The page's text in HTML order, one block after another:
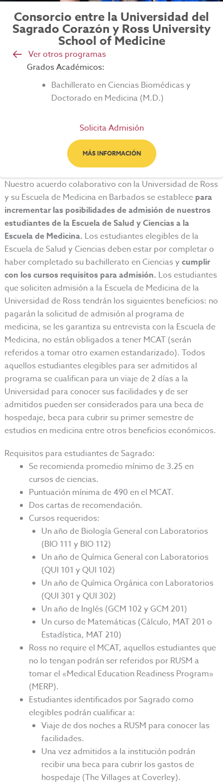
Consorcio entre la Universidad del
Sagrado Corazón y Ross University
School of Medicine
Ver otros programas
Grados Académicos:
Bachillerato en Ciencias Biomédicas y
Doctorado en Medicina (M.D.)
Solicita Admisión
MÁS INFORMACIÓN
Nuestro acuerdo colaborativo con la Universidad de Ross
y su Escuela de Medicina en Barbados se establece para
incrementar las posibilidades de admisión de nuestros
estudiantes de la Escuela de Salud y Ciencias a la
Escuela de Medicina. Los estudiantes elegibles de la
Escuela de Salud y Ciencias deben estar por completar o
haber completado su bachillerato en Ciencias y cumplir
con los cursos requisitos para admisión. Los estudiantes
que soliciten admisión a la Escuela de Medicina de la
Universidad de Ross tendrán los siguientes beneficios: no
pagarán la solicitud de admisión al programa de
medicina, se les garantiza su entrevista con la Escuela de
Medicina, no están obligados a tener MCAT (serán
referidos a tomar otro examen estandarizado). Todos
aquellos estudiantes elegibles para ser admitidos al
programa se cualifican para un viaje de 2 días a la
Universidad para conocer sus facilidades y de ser
admitidos pueden ser considerados para una beca de
hospedaje, beca para cubrir su primer semestre de
estudios en medicina entre otros beneficios económicos.
Requisitos para estudiantes de Sagrado:
Se recomienda promedio mínimo de 3.25 en
cursos de ciencias.
Puntuación mínima de 490 en el MCAT.
Dos cartas de recomendación.
Cursos requeridos:
Un año de Biología General con Laboratorios
(BIO 111 y BIO 112)
Un año de Química General con Laboratorios
(QUI 101 y QUI 102)
Un año de Química Orgánica con Laboratorios
(QUI 301 y QUI 302)
Un año de Inglés (GCM 102 y GCM 201)
Un curso de Matemáticas (Cálculo, MAT 201 o
Estadística, MAT 210)
Ross no require el MCAT, aquellos estudiantes que
no lo tengan podrán ser referidos por RUSM a
tomar el «Medical Education Readiness Program»
(MERP).
Estudiantes identificados por Sagrado como
elegibles podrán cualificar a:
Viaje de dos noches a RUSM para conocer las
facilidades.
Una vez admitidos a la institución podrán
recibir una beca para cubrir los gastos de
hospedaje (The Villages at Coverley).